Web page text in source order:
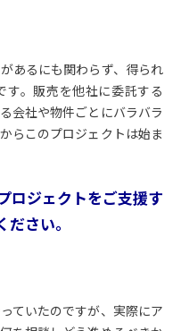
あるにも関わらず、得られ
す。販売を他社に委託する
会社や物件ごとにバラバラ
らこのプロジェクトは始ま
ロジェクトをご支援す
さい。
ていたのですが、実際にア